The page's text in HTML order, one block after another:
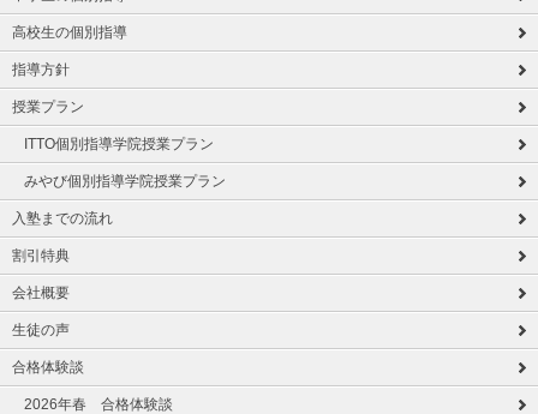
高校生の個別指導
指導方針
授業プラン
ITTO個別指導学院授業プラン
みやび個別指導学院授業プラン
入塾までの流れ
割引特典
会社概要
生徒の声
合格体験談
2026年春 合格体験談